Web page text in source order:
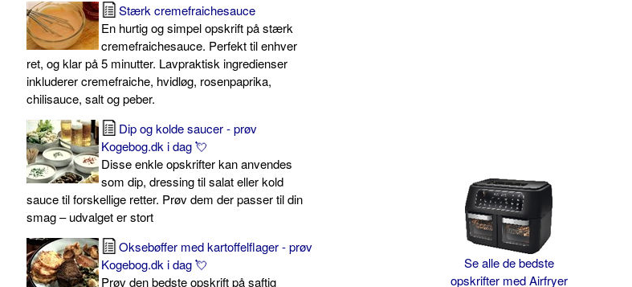
Stærk cremefraichesauce
En hurtig og simpel opskrift på stærk
cremefraichesauce. Perfekt til enhver
ret, og klar på 5 minutter. Lavpraktisk ingredienser
inkluderer cremefraiche, hvidløg, rosenpaprika,
chilisauce, salt og peber.
Dip og kolde saucer - prøv
Kogebog.dk i dag 💘
Disse enkle opskrifter kan anvendes
som dip, dressing til salat eller kold
sauce til forskellige retter. Prøv dem der passer til din
smag – udvalget er stort
Oksebøffer med kartoffelflager - prøv
Kogebog.dk i dag 💘
Prøv den bedste opskrift på saftig
Se alle de bedste
opskrifter med Airfryer